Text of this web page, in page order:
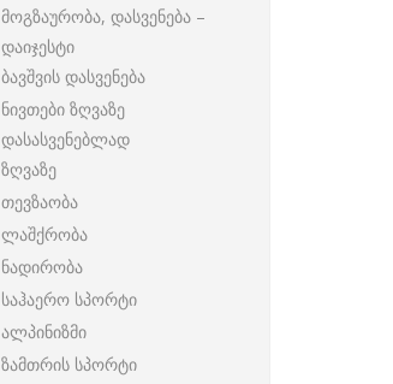
მოგზაურობა, დასვენება –
დაიჯესტი
ბავშვის დასვენება
ნივთები ზღვაზე
დასასვენებლად
ზღვაზე
თევზაობა
ლაშქრობა
ნადირობა
საჰაერო სპორტი
ალპინიზმი
ზამთრის სპორტი